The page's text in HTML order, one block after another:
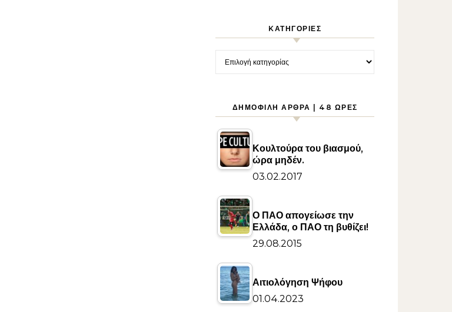
KΑΤΗΓΟΡΊΕΣ
Kατηγορίες
ΔΗΜΟΦΙΛΉ ΆΡΘΡΑ | 48 ΏΡΕΣ
Κουλτούρα του βιασμού,
ώρα μηδέν.
03.02.2017
Ο ΠΑΟ απογείωσε την
Ελλάδα, ο ΠΑΟ τη βυθίζει!
29.08.2015
Αιτιολόγηση Ψήφου
01.04.2023